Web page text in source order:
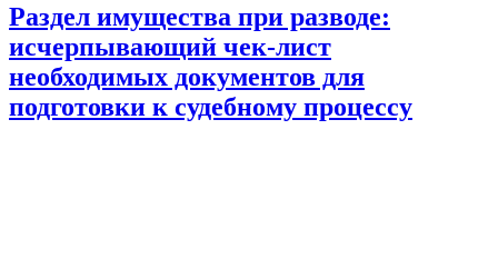
Раздел имущества при разводе:
исчерпывающий чек-лист
необходимых документов для
подготовки к судебному процессу